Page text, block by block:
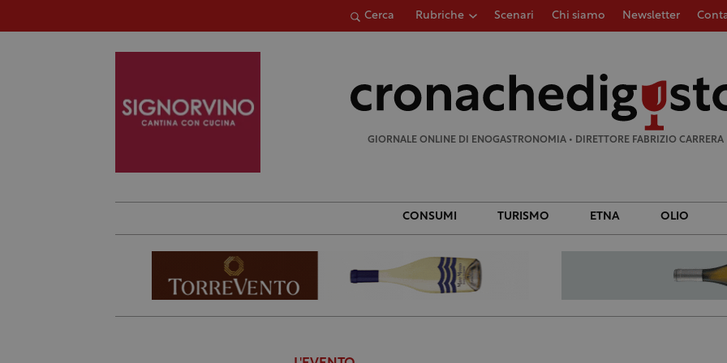
Cerca Rubriche Scenari Chi siamo Newsletter
GIORNALE ONLINE DI ENOGASTRONOMIA • DIRETTORE FABRIZIO CARRERA
CONSUMI TURISMO ETNA OLIO